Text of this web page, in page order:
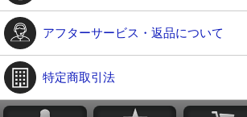
アフターサービス・返品について
特定商取引法